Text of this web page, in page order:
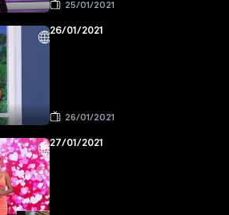
25/01/2021
26/01/2021
26/01/2021
27/01/2021